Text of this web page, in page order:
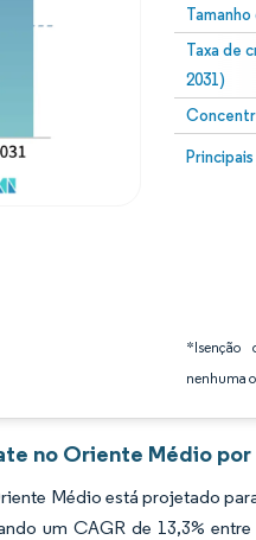
Taxa de
2031)
*Isenção
nenhuma
Imagem ©
no Oriente Médio
Médio está projetado
um CAGR de 13,3%